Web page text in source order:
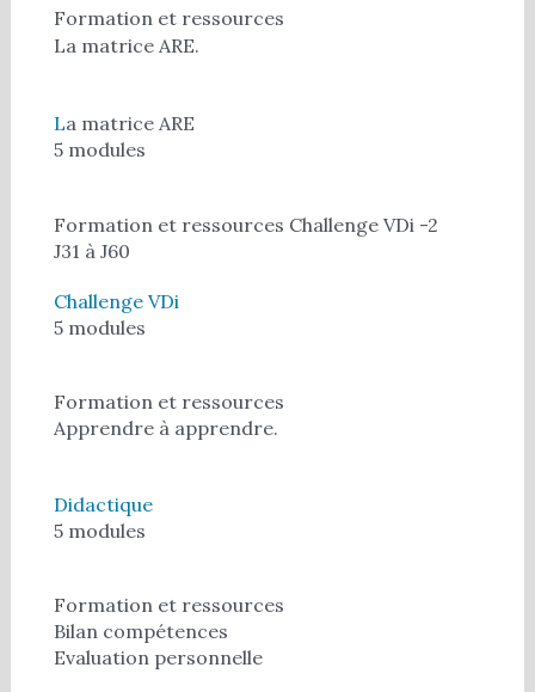
Formation et ressources
La matrice ARE.
La matrice ARE
5 modules
Formation et ressources Challenge VDi -2
J31 à J60
Challenge VDi
5 modules
Formation et ressources
Apprendre à apprendre.
Didactique
5 modules
Formation et ressources
Bilan compétences
Evaluation personnelle